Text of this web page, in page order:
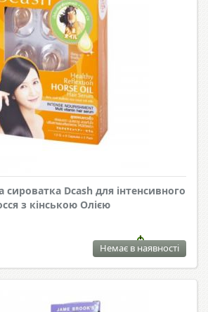
сироватка Dcash для інтенсивного
з кінською Олією
Немає в наявності